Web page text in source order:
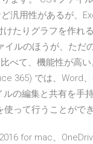
汎用性があるが、
けたりグラフを作れ
イルのほうが、ただ
べて、機能性が高
365) では、Word、
の編集と共有を手
って行うことができ
for mac、